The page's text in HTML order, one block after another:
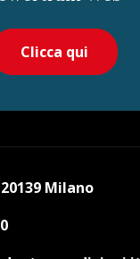
Clicca qui
Milano